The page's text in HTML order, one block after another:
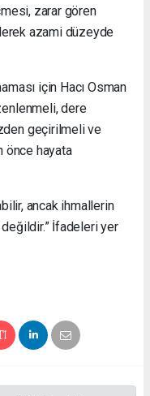
zarar gören
azami düzeyde
için Hacı Osman
dere
geçirilmeli ve
önce hayata
ancak ihmallerin
değildir.” İfadeleri yer